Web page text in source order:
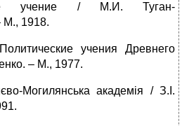
учение / М.И. Туган-
М., 1918.
учения Древнего
– М., 1977.
Могилянська академія / З.І.